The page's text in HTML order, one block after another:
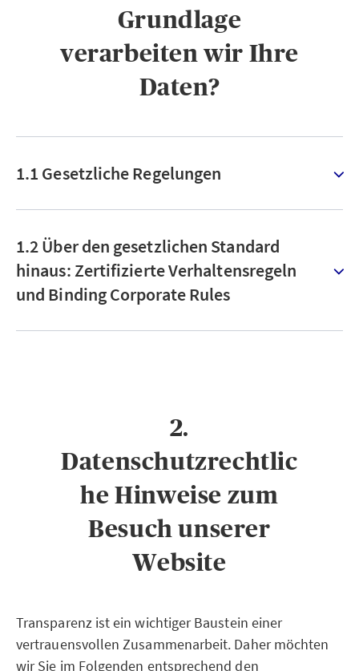
Grundlage
verarbeiten wir Ihre
Daten?
1.1 Gesetzliche Regelungen
1.2 Über den gesetzlichen Standard
hinaus: Zertifizierte Verhaltensregeln
und Binding Corporate Rules
2.
Datenschutzrechtlic
he Hinweise zum
Besuch unserer
Website
Transparenz ist ein wichtiger Baustein einer
vertrauensvollen Zusammenarbeit. Daher möchten
wir Sie im Folgenden entsprechend den